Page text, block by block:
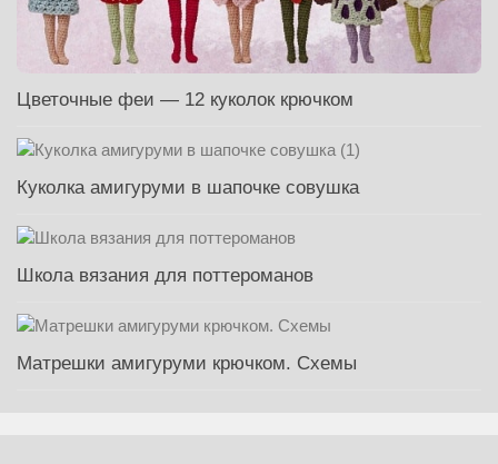
Цветочные феи — 12 куколок крючком
Куколка амигуруми в шапочке совушка
Школа вязания для поттероманов
Матрешки амигуруми крючком. Схемы